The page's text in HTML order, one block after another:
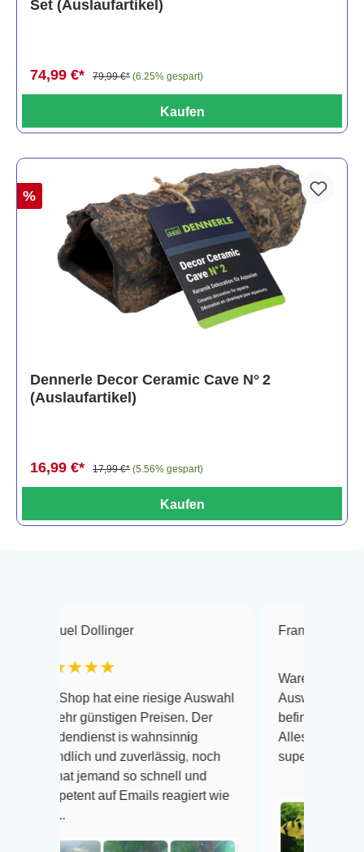
Set (Auslaufartikel)
74,99 €* 79,99 €* (6.25% gespart)
Kaufen
%
Dennerle Decor Ceramic Cave N° 2
(Auslaufartikel)
16,99 €* 17,99 €* (5.56% gespart)
Kaufen
Dollinger
hat eine riesige Auswahl
günstigen Preisen. Der
is wahnsinnig
und zuverlässig, noch
jemand so schnell und
auf Emails reagiert wie
Frank Hackmayer
Warenanlieferung Top
Auswahl plus
befinden der Fische
Alles ist quick lebendig
super Zustand. Gerne